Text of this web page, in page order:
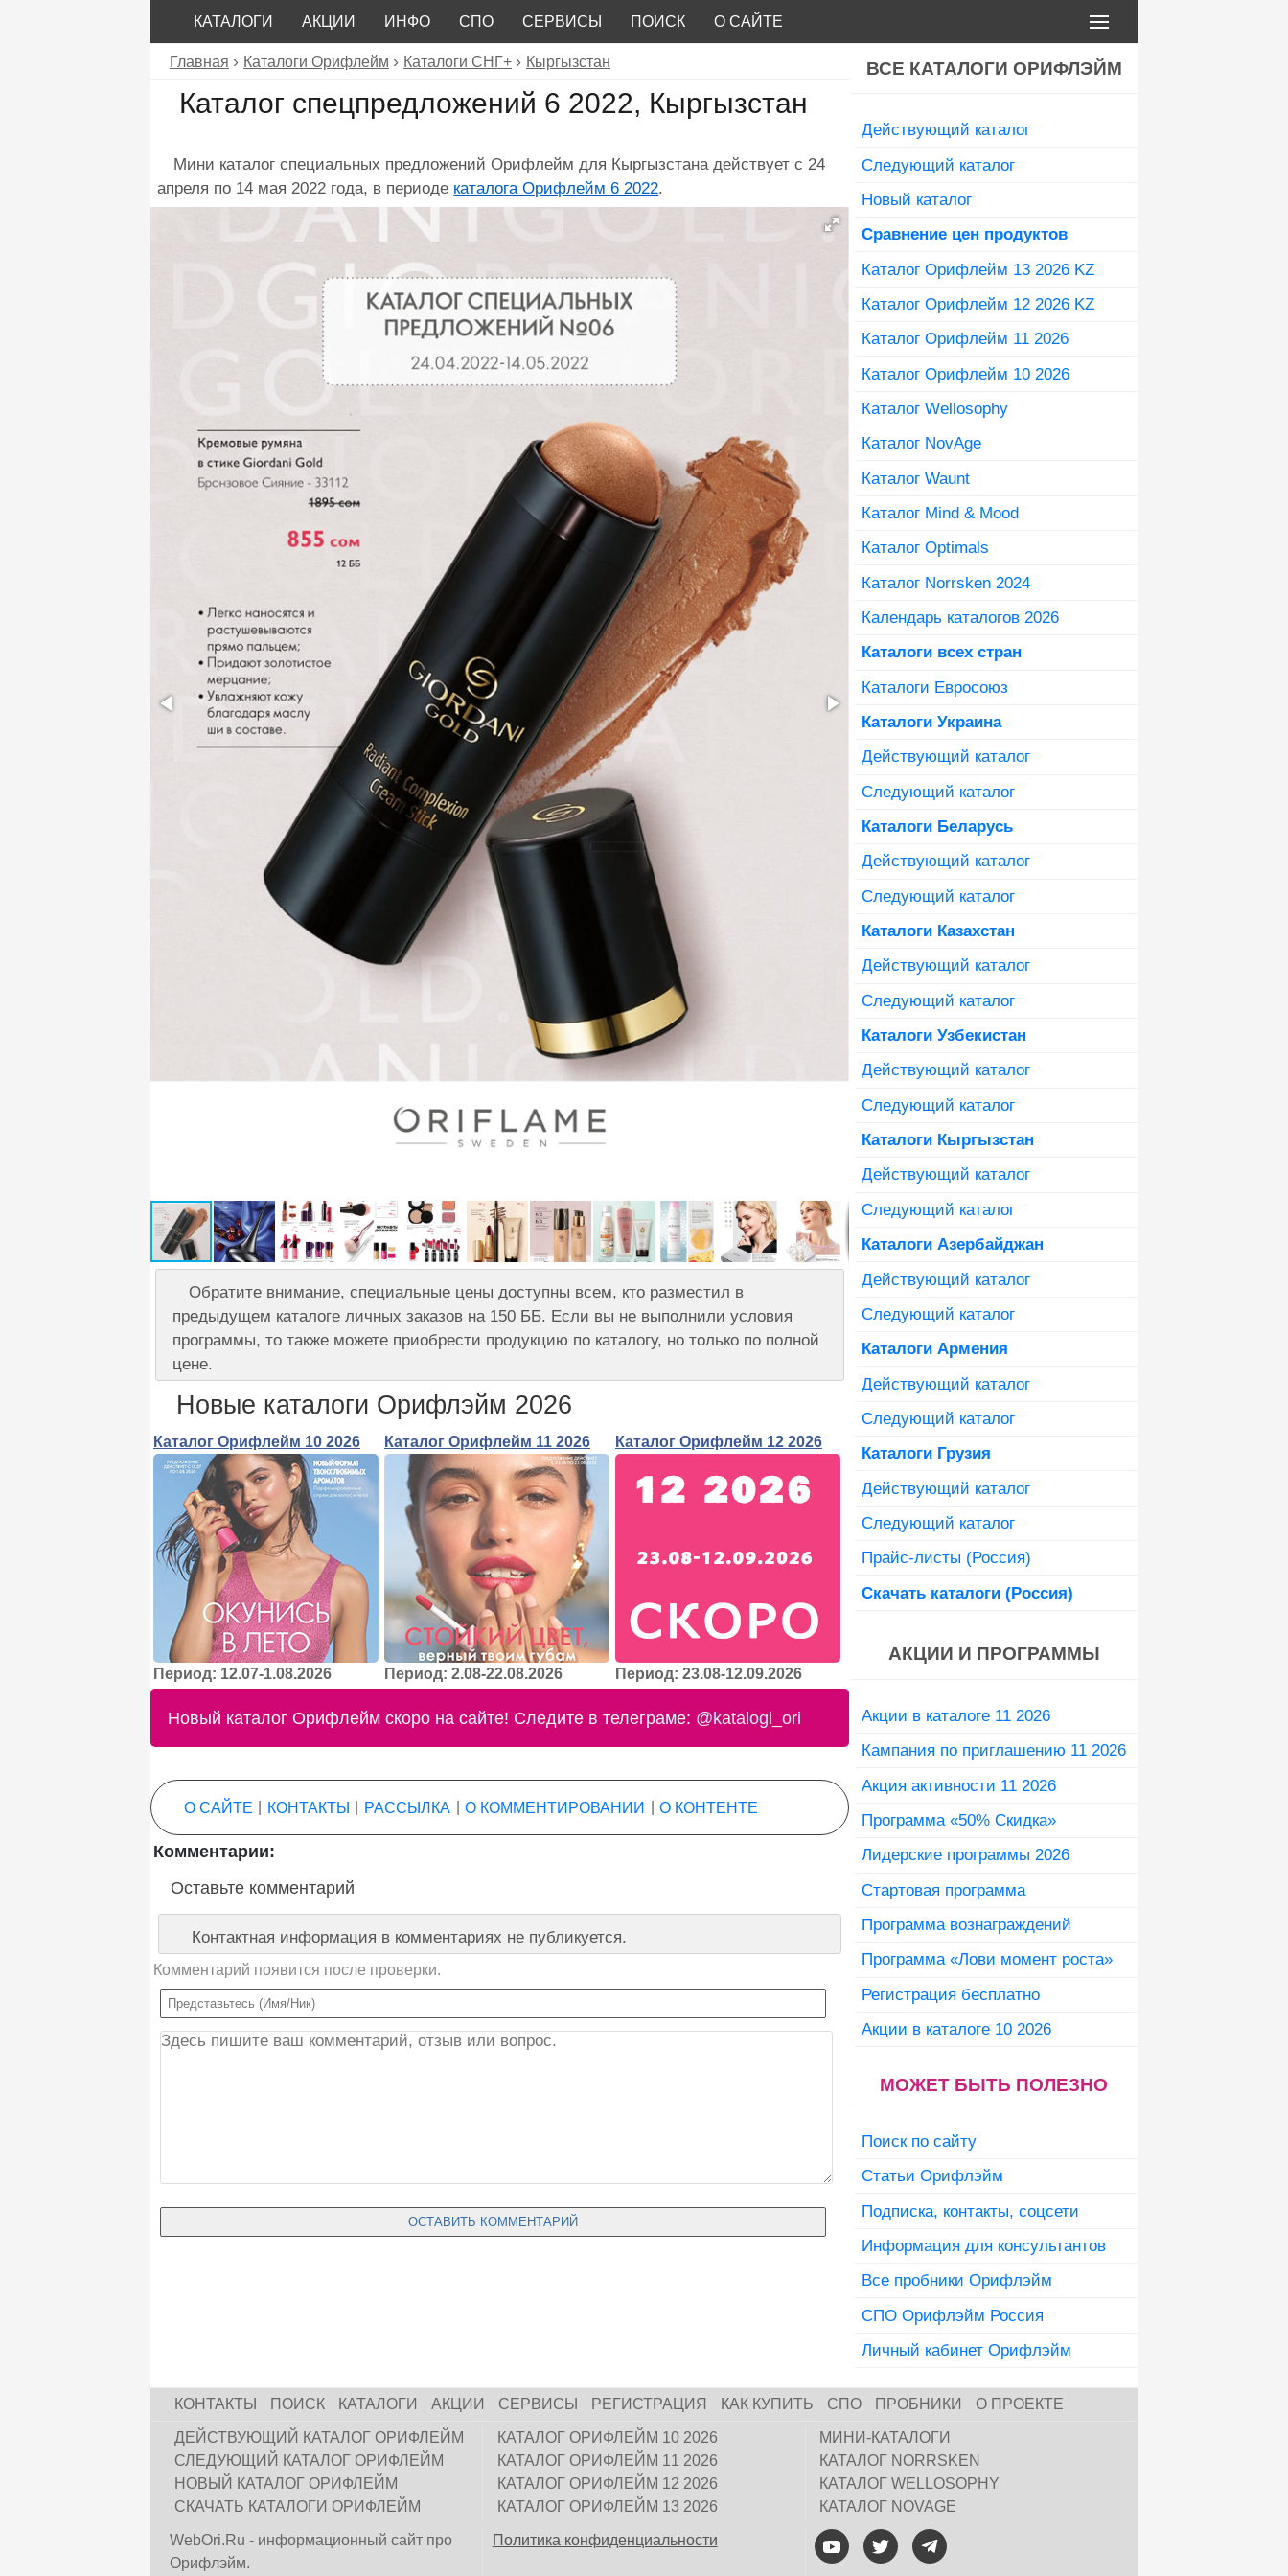
КАТАЛОГИ АКЦИИ ИНФО СПО СЕРВИСЫ ПОИСК О САЙТЕ
Главная Каталоги Орифлейм Каталоги СНГ+ Кыргызстан
Каталог спецпредложений 6 2022, Кыргызстан
Мини каталог специальных предложений Орифлейм для Кыргызстана действует с 24
апреля по 14 мая 2022 года, в периоде каталога Орифлейм 6 2022.
Обратите внимание, специальные цены доступны всем, кто разместил в
предыдущем каталоге личных заказов на 150 ББ. Если вы не выполнили условия
программы, то также можете приобрести продукцию по каталогу, но только по полной
цене.
Новые каталоги Орифлэйм 2026
Каталог Орифлейм 10 2026
Период: 12.07-1.08.2026
Каталог Орифлейм 11 2026
Период: 2.08-22.08.2026
Каталог Орифлейм 12 2026
Период: 23.08-12.09.2026
Новый каталог Орифлейм скоро на сайте! Следите в телеграме: @katalogi_ori
О САЙТЕ КОНТАКТЫ РАССЫЛКА О КОММЕНТИРОВАНИИ О КОНТЕНТЕ
Комментарии:
Оставьте комментарий
Контактная информация в комментариях не публикуется.
Комментарий появится после проверки.
ВСЕ КАТАЛОГИ ОРИФЛЭЙМ
Действующий каталог
Следующий каталог
Новый каталог
Сравнение цен продуктов
Каталог Орифлейм 13 2026 KZ
Каталог Орифлейм 12 2026 KZ
Каталог Орифлейм 11 2026
Каталог Орифлейм 10 2026
Каталог Wellosophy
Каталог NovAge
Каталог Waunt
Каталог Mind & Mood
Каталог Optimals
Каталог Norrsken 2024
Календарь каталогов 2026
Каталоги всех стран
Каталоги Евросоюз
Каталоги Украина
Действующий каталог
Следующий каталог
Каталоги Беларусь
Действующий каталог
Следующий каталог
Каталоги Казахстан
Действующий каталог
Следующий каталог
Каталоги Узбекистан
Действующий каталог
Следующий каталог
Каталоги Кыргызстан
Действующий каталог
Следующий каталог
Каталоги Азербайджан
Действующий каталог
Следующий каталог
Каталоги Армения
Действующий каталог
Следующий каталог
Каталоги Грузия
Действующий каталог
Следующий каталог
Прайс-листы (Россия)
Скачать каталоги (Россия)
АКЦИИ И ПРОГРАММЫ
Акции в каталоге 11 2026
Кампания по приглашению 11 2026
Акция активности 11 2026
Программа «50% Скидка»
Лидерские программы 2026
Стартовая программа
Программа вознаграждений
Программа «Лови момент роста»
Регистрация бесплатно
Акции в каталоге 10 2026
МОЖЕТ БЫТЬ ПОЛЕЗНО
Поиск по сайту
Статьи Орифлэйм
Подписка, контакты, соцсети
Информация для консультантов
Все пробники Орифлэйм
СПО Орифлэйм Россия
Личный кабинет Орифлэйм
КОНТАКТЫ ПОИСК КАТАЛОГИ АКЦИИ СЕРВИСЫ РЕГИСТРАЦИЯ КАК КУПИТЬ СПО ПРОБНИКИ О ПРОЕКТЕ
ДЕЙСТВУЮЩИЙ КАТАЛОГ ОРИФЛЕЙМ
СЛЕДУЮЩИЙ КАТАЛОГ ОРИФЛЕЙМ
НОВЫЙ КАТАЛОГ ОРИФЛЕЙМ
СКАЧАТЬ КАТАЛОГИ ОРИФЛЕЙМ
КАТАЛОГ ОРИФЛЕЙМ 10 2026
КАТАЛОГ ОРИФЛЕЙМ 11 2026
КАТАЛОГ ОРИФЛЕЙМ 12 2026
КАТАЛОГ ОРИФЛЕЙМ 13 2026
МИНИ-КАТАЛОГИ
КАТАЛОГ NORRSKEN
КАТАЛОГ WELLOSOPHY
КАТАЛОГ NOVAGE
WebOri.Ru - информационный сайт про
Орифлэйм.
Политика конфиденциальности